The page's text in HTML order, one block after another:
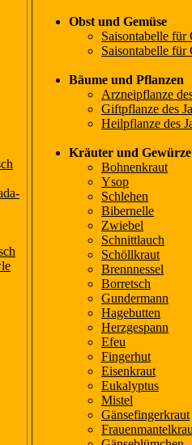
Obst und Gemüse
Saisontabelle für
Saisontabelle für
Bäume und Pflanzen
Arzneipflanze
Giftpflanze des
Heilpflanze des
Kräuter und Gewürze
Bohnenkraut
Ysop
Schlehen
Bibernelle
Zwiebel
Schnittlauch
Schöllkraut
Brennnessel
Borretsch
Gundermann
Hagebutten
Herzgespann
Efeu
Fingerhut
Eisenkraut
Eukalyptus
Mistel
Gänsefingerkraut